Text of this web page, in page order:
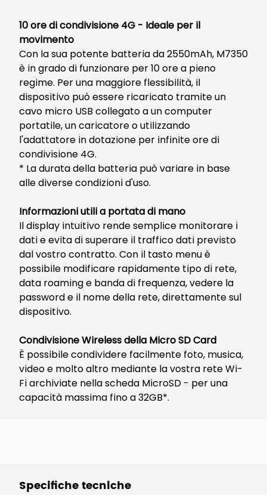
10 ore di condivisione 4G - Ideale per il
movimento
Con la sua potente batteria da 2550mAh, M7350
è in grado di funzionare per 10 ore a pieno
regime. Per una maggiore flessibilità, il
dispositivo può essere ricaricato tramite un
cavo micro USB collegato a un computer
portatile, un caricatore o utilizzando
l'adattatore in dotazione per infinite ore di
condivisione 4G.
* La durata della batteria può variare in base
alle diverse condizioni d'uso.
Informazioni utili a portata di mano
Il display intuitivo rende semplice monitorare i
dati e evita di superare il traffico dati previsto
dal vostro contratto. Con il tasto menu è
possibile modificare rapidamente tipo di rete,
data roaming e banda di frequenza, vedere la
password e il nome della rete, direttamente sul
dispositivo.
Condivisione Wireless della Micro SD Card
È possibile condividere facilmente foto, musica,
video e molto altro mediante la vostra rete Wi-
Fi archiviate nella scheda MicroSD - per una
capacità massima fino a 32GB*.
Specifiche tecniche